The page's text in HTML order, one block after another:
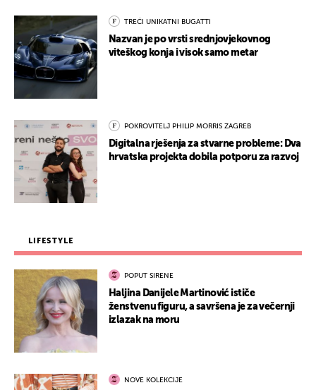
TREĆI UNIKATNI BUGATTI
Nazvan je po vrsti srednjovjekovnog
viteškog konja i visok samo metar
POKROVITELJ PHILIP MORRIS ZAGREB
Digitalna rješenja za stvarne probleme: Dva
hrvatska projekta dobila potporu za razvoj
LIFESTYLE
POPUT SIRENE
Haljina Danijele Martinović ističe
ženstvenu figuru, a savršena je za večernji
izlazak na moru
NOVE KOLEKCIJE